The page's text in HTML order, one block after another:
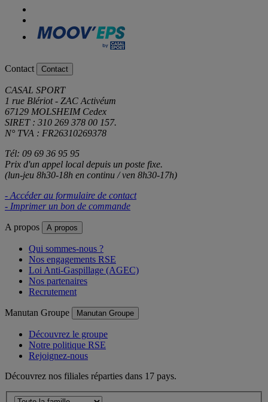
Contact Contact
CASAL SPORT
1 rue Blériot - ZAC Activéum
67129 MOLSHEIM Cedex
SIRET : 310 269 378 00 157.
N° TVA : FR26310269378
Tél: 09 69 36 95 95
Prix d'un appel local depuis un poste fixe.
(lun-jeu 8h30-18h en continu / ven 8h30-17h)
- Accéder au formulaire de contact
- Imprimer un bon de commande
A propos A propos
Qui sommes-nous ?
Nos engagements RSE
Loi Anti-Gaspillage (AGEC)
Nos partenaires
Recrutement
Manutan Groupe Manutan Groupe
Découvrez le groupe
Notre politique RSE
Rejoignez-nous
Découvrez nos filiales réparties dans 17 pays.